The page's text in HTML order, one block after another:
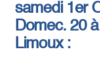
samedi 1er
Domec. 20
Limoux :